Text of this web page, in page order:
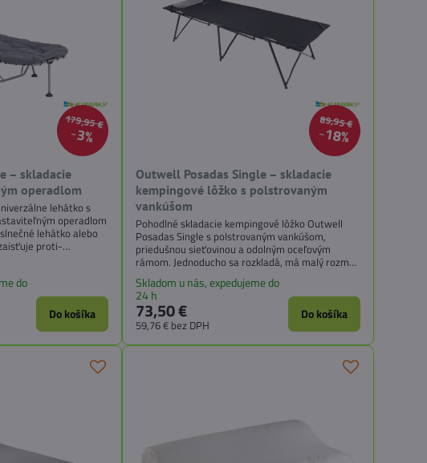
179,95 €
3%
– skladacie
operadlom
lehátko s
operadlom
lehátko alebo
proti-
do
Do košíka
89,95 €
18%
Outwell Posadas Single – skladacie
kempingové lôžko s polstrovaným
vankúšom
Pohodlné skladacie kempingové lôžko Outwell
Posadas Single s polstrovaným vankúšom,
priedušnou sieťovinou a odolným oceľovým
rámom. Jednoducho sa rozkladá, má malý rozmer
Skladom u nás, expedujeme do
24 h
73,50 €
59,76 € bez DPH
Do košíka